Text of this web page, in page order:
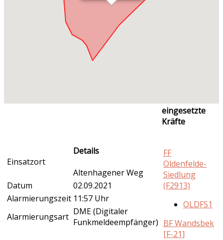
Einsatzort
Details
Altenhagener Weg
Datum
02.09.2021
Alarmierungszeit 11:57 Uhr
Alarmierungsart DME (Digitaler
Funkmeldeempfänger)
eingesetzte
Kräfte
FF
Oldenfelde-
Siedlung
(F2913)
OLDFS1
BF Wandsbek
[F-21]